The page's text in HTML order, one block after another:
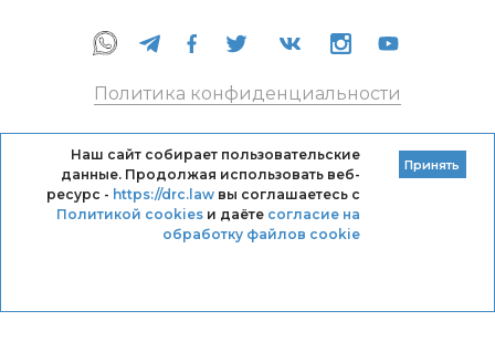
Политика конфиденциальности
Кодекс профессиональной этики DRC
Правила оказания услуг
Наш сайт собирает пользовательские
данные. Продолжая использовать веб-
ресурс - https://drc.lawвы соглашаетесь с
Политикой cookiesи даёте согласие на
обработку файлов cookie
Принять